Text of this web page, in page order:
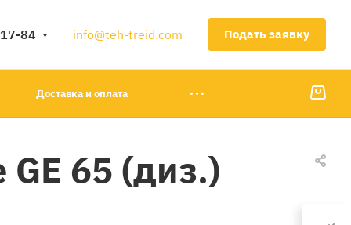
84 info@teh-treid.com Подать заявку
Доставка и оплата
65 (диз.)